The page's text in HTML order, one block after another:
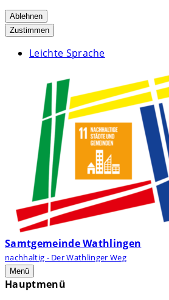
Ablehnen
Zustimmen
Leichte Sprache
Samtgemeinde Wathlingen
nachhaltig - Der Wathlinger Weg
Menü
Hauptmenü